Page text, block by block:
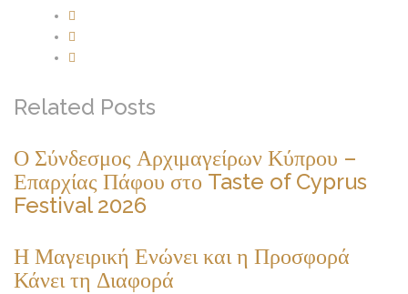
Related Posts
Ο Σύνδεσμος Αρχιμαγείρων Κύπρου –
Επαρχίας Πάφου στο Taste of Cyprus
Festival 2026
Η Μαγειρική Ενώνει και η Προσφορά
Κάνει τη Διαφορά